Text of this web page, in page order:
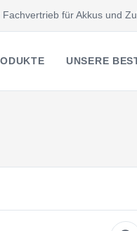
für Akkus und
UNSERE